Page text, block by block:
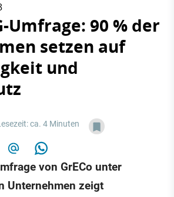
Umfrage: 90 % der
setzen auf
und
ca. 4 Minuten
von GrECo unter
Unternehmen zeigt